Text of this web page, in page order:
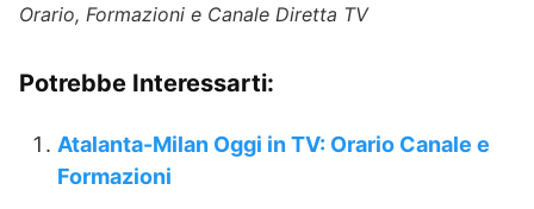
Orario, Formazioni e Canale Diretta TV
Potrebbe Interessarti:
Atalanta-Milan Oggi in TV: Orario Canale e
Formazioni